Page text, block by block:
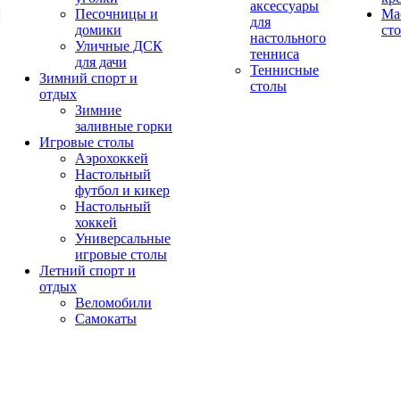
Песочницы и
домики
Уличные ДСК
для дачи
Зимний спорт и
отдых
Зимние
заливные горки
Игровые столы
Аэрохоккей
Настольный
футбол и кикер
Настольный
хоккей
Универсальные
игровые столы
Летний спорт и
отдых
Веломобили
Самокаты
аксессуары
для
настольного
тенниса
Теннисные
столы